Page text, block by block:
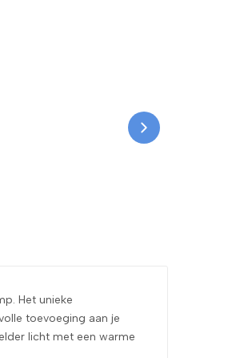
Het unieke
toevoeging aan je
licht met een warme